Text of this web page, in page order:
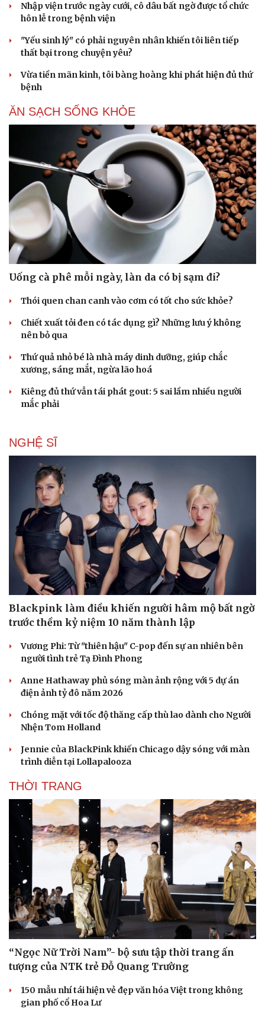
Văn hóa
Sân khấu - Điện ảnh
Âm nhạc
Giải trí
Nghệ sĩ
Sao Việt
Du lịch
Săn Tour
check-in
Cửa sổ tình yêu
Kể chuyện cho bé
Hạt giống tâm hồn
Nhập viện trước ngày cưới, cô dâu bất ngờ được tổ chức
hôn lễ trong bệnh viện
"Yếu sinh lý" có phải nguyên nhân khiến tôi liên tiếp
thất bại trong chuyện yêu?
Vừa tiền mãn kinh, tôi bàng hoàng khi phát hiện đủ thứ
bệnh
ĂN SẠCH SỐNG KHỎE
Uống cà phê mỗi ngày, làn da có bị sạm đi?
Thói quen chan canh vào cơm có tốt cho sức khỏe?
Chiết xuất tỏi đen có tác dụng gì? Những lưu ý không
nên bỏ qua
Thứ quả nhỏ bé là nhà máy dinh dưỡng, giúp chắc
xương, sáng mắt, ngừa lão hoá
Kiêng đủ thứ vẫn tái phát gout: 5 sai lầm nhiều người
mắc phải
NGHỆ SĨ
Blackpink làm điều khiến người hâm mộ bất ngờ
trước thềm kỷ niệm 10 năm thành lập
Vương Phi: Từ "thiên hậu" C-pop đến sự an nhiên bên
người tình trẻ Tạ Đình Phong
Anne Hathaway phủ sóng màn ảnh rộng với 5 dự án
điện ảnh tỷ đô năm 2026
Chóng mặt với tốc độ thăng cấp thù lao dành cho Người
Nhện Tom Holland
Jennie của BlackPink khiến Chicago dậy sóng với màn
trình diễn tại Lollapalooza
THỜI TRANG
“Ngọc Nữ Trời Nam”- bộ sưu tập thời trang ấn
tượng của NTK trẻ Đỗ Quang Trường
150 mẫu nhí tái hiện vẻ đẹp văn hóa Việt trong không
gian phố cổ Hoa Lư